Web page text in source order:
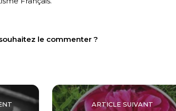
le commenter ?
ARTICLE SUIVANT